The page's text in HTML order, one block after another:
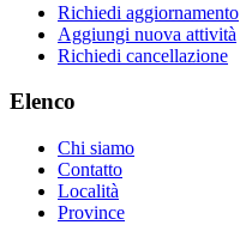
Richiedi aggiornamento
Aggiungi nuova attività
Richiedi cancellazione
Elenco
Chi siamo
Contatto
Località
Province